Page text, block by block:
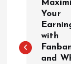
s
Your
with
and